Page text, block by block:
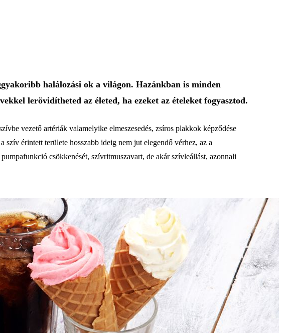
halálozási ok a világon. Hazánkban is minden
lerövidítheted az életed, ha ezeket az ételeket fogyasztod.
vezető artériák valamelyike elmeszesedés, zsíros plakkok képződése
érintett területe hosszabb ideig nem jut elegendő vérhez, az a
csökkenését, szívritmuszavart, de akár szívleállást, azonnali